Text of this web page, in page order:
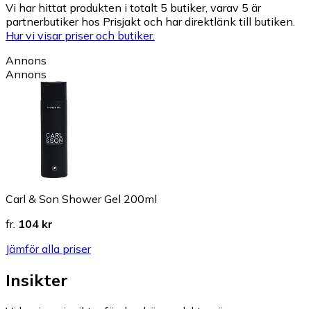
Vi har hittat produkten i totalt 5 butiker, varav 5 är
partnerbutiker hos Prisjakt och har direktlänk till butiken.
Hur vi visar priser och butiker.
Annons
Annons
Carl & Son Shower Gel 200ml
fr. 104 kr
Jämför alla priser
Insikter